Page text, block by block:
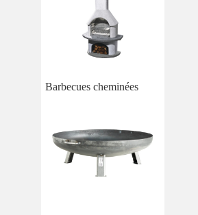
Barbecues cheminées